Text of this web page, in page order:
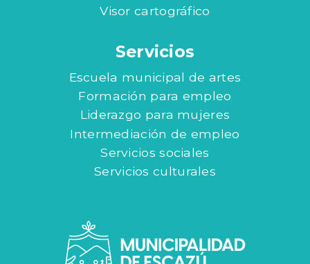
Visor cartográfico
Servicios
Escuela municipal de artes
Formación para empleo
Liderazgo para mujeres
Intermediación de empleo
Servicios sociales
Servicios culturales